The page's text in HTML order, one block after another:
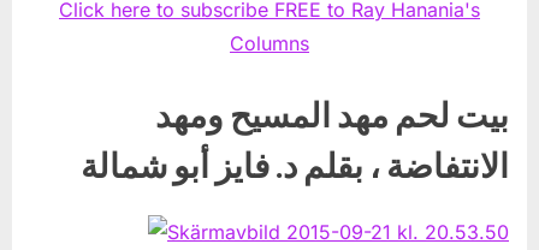
Click here to subscribe FREE to Ray Hanania's
Columns
بيت لحم مهد المسيح ومهد
الانتفاضة ، بقلم د. فايز أبو شمالة